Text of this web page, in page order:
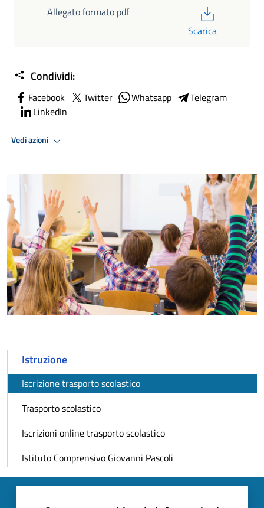
Allegato formato pdf
Scarica
Condividi:
Facebook Twitter Whatsapp
Telegram
LinkedIn
Vedi azioni
Istruzione
Iscrizione trasporto scolastico
Trasporto scolastico
Iscrizioni online trasporto scolastico
Istituto Comprensivo Giovanni Pascoli